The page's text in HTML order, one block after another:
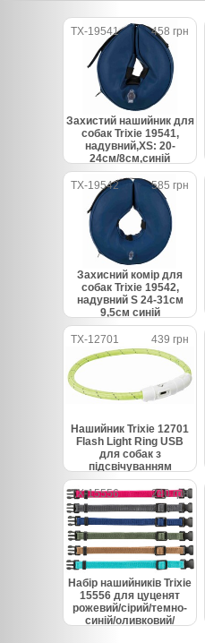
TX-19541 458 грн
Захистий нашийник для
собак Trixie 19541,
надувний,XS: 20-
24см/8см,синій
TX-19542 585 грн
Захисний комір для
собак Trixie 19542,
надувний S 24-31см
9,5см синій
TX-12701 439 грн
Нашийник Trixie 12701
Flash Light Ring USB
для собак з
підсвічуванням
силіконовий зелений
розмір M-L 45 см/7 мм
TX-15556 240 грн
Набір нашийників Trixie
15556 для цуценят
рожевий/сірий/темно-
синій/оливковий/